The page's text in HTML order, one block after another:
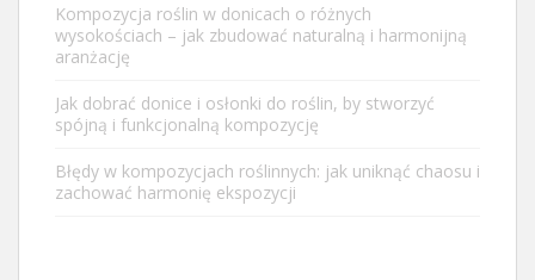
Kompozycja roślin w donicach o różnych
wysokościach – jak zbudować naturalną i harmonijną
aranżację
Jak dobrać donice i osłonki do roślin, by stworzyć
spójną i funkcjonalną kompozycję
Błędy w kompozycjach roślinnych: jak uniknąć chaosu i
zachować harmonię ekspozycji